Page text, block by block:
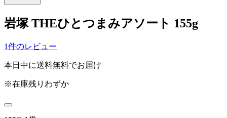
岩塚 THEひとつまみアソート 155g
1件のレビュー
本日中に送料無料でお届け
※在庫残りわずか